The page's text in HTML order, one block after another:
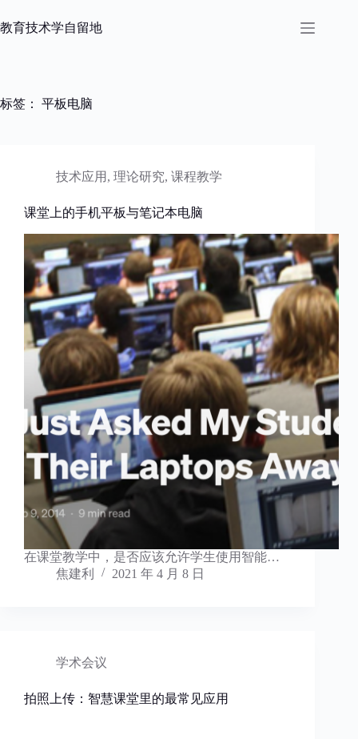
过
教育技术学自留地
标签： 平板电脑
技术应用 , 理论研究, 课程教学
课堂上的手机平板与笔记本电脑
在课堂教学中，是否应该允许学生使用智能…
焦建利
2021 年 4 月 8 日
学术会议
拍照上传：智慧课堂里的最常见应用